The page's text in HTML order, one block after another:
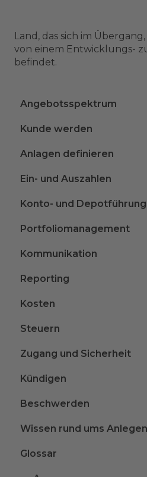
Land, das sich im
von einem Entwicklungs-
befindet.
Angebotsspektrum
Kunde werden
Anlagen definieren
Ein- und Auszahlen
Konto- und Depotführung
Portfoliomanagement
Kommunikation
Reporting
Kosten
Steuern
Zugang und Sicherheit
Kündigen
Beschwerden
Wissen rund ums Anlegen
Glossar